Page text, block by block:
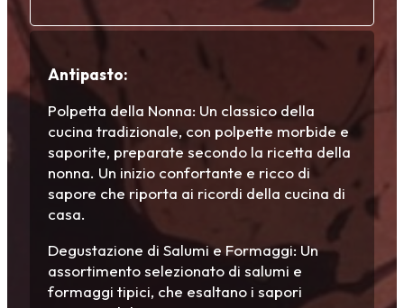
Antipasto:
Polpetta della Nonna: Un classico della
cucina tradizionale, con polpette morbide e
saporite, preparate secondo la ricetta della
nonna. Un inizio confortante e ricco di
sapore che riporta ai ricordi della cucina di
casa.
Degustazione di Salumi e Formaggi: Un
assortimento selezionato di salumi e
formaggi tipici, che esaltano i sapori